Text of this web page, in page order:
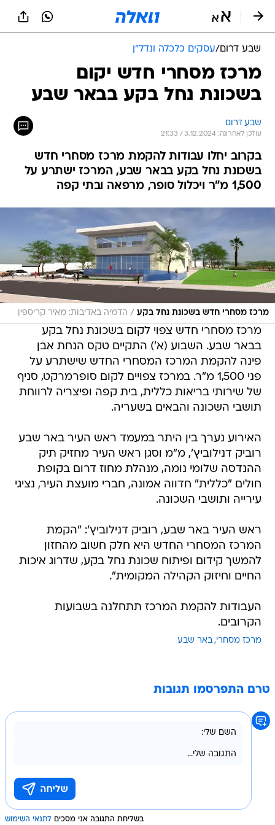
שבע דרום/עסקים כלכלה ונדל"ן
מרכז מסחרי חדש יקום
בשכונת נחל בקע בבאר שבע
שבע דרום
עודכן לאחרונה: 3.12.2024 / 21:33
בקרוב יחלו עבודות להקמת מרכז מסחרי חדש
בשכונת נחל בקע בבאר שבע, המרכז ישתרע על
1,500 מ"ר ויכלול סופר, מרפאה ובתי קפה
מרכז מסחרי חדש בשכונת נחל בקע / הדמיה באדיבות: מאיר קריספין
מרכז מסחרי חדש צפוי לקום בשכונת נחל בקע
בבאר שבע. השבוע (א') התקיים טקס הנחת אבן
פינה להקמת המרכז המסחרי החדש שישתרע על
פני 1,500 מ"ר. במרכז צפויים לקום סופרמרקט, סניף
של שירותי בריאות כללית, בית קפה ופיצריה לרווחת
תושבי השכונה והבאים בשעריה.
האירוע נערך בין היתר במעמד ראש העיר באר שבע
רוביק דנילוביץ', מ"מ וסגן ראש העיר מחזיק תיק
ההנדסה שלומי נומה, מנהלת מחוז דרום בקופת
חולים "כללית" חדווה אמונה, חברי מועצת העיר, נציגי
עירייה ותושבי השכונה.
ראש העיר באר שבע, רוביק דנילוביץ': "הקמת
המרכז המסחרי החדש היא חלק חשוב מהחזון
להמשך קידום ופיתוח שכונת נחל בקע, שדרוג איכות
החיים וחיזוק הקהילה המקומית".
העבודות להקמת המרכז תתחלנה בשבועות
הקרובים.
מרכז מסחרי באר שבע
טרם התפרסמו תגובות
בשליחת התגובה אני מסכים לתנאי השימוש